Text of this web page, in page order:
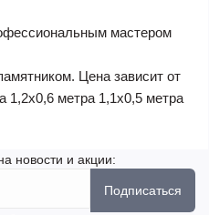
мастером
Цена зависит от
1,2х0,6 метра 1,1х0,5 метра
новости и акции:
Подписаться